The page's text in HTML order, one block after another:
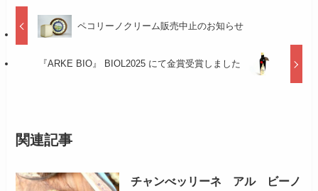
ペコリーノクリーム販売中止のお知らせ
『ARKE BIO』 BIOL2025 にて金賞受賞しました
関連記事
チャンべッリーネ アル ビーノ